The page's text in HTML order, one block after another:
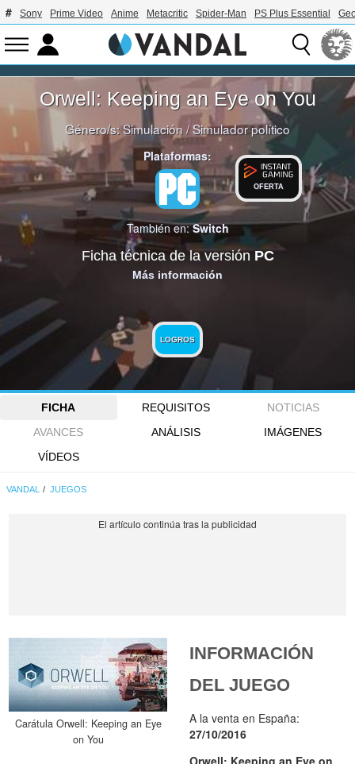
Sony Prime Video Anime Metacritic Spider-Man PS Plus Essential
Orwell: Keeping an Eye on You
Género/s:Simulación/Simulador político
Plataformas:
OFERTA
También en:Switch
Ficha técnica de la versión PC
Más información
LOGROS
FICHA REQUISITOS
NOTICIAS
AVANCES
ANÁLISIS
IMÁGENES
VÍDEOS
VANDAL JUEGOS
Carátula Orwell: Keeping an Eye
on You
INFORMACIÓN
DEL JUEGO
A la venta en España:
27/10/2016
Orwell: Keeping an Eye on